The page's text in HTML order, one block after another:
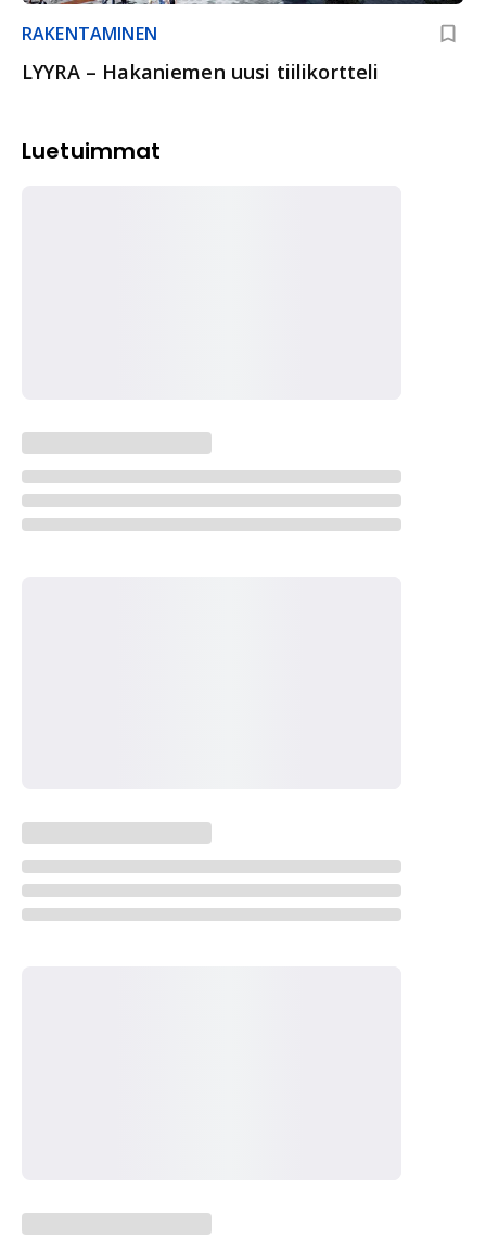
RAKENTAMINEN
LYYRA – Hakaniemen uusi tiilikortteli
Luetuimmat